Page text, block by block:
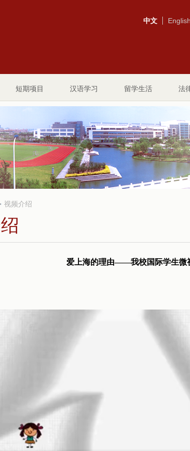
中文
短期项目 汉语学习 留学生活 法
视频介绍
爱上海的理由——我校国际学生微